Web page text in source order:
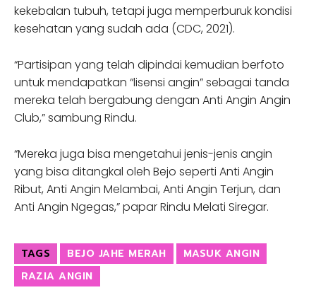
kekebalan tubuh, tetapi juga memperburuk kondisi
kesehatan yang sudah ada (CDC, 2021).
“Partisipan yang telah dipindai kemudian berfoto
untuk mendapatkan “lisensi angin” sebagai tanda
mereka telah bergabung dengan Anti Angin Angin
Club,” sambung Rindu.
“Mereka juga bisa mengetahui jenis-jenis angin
yang bisa ditangkal oleh Bejo seperti Anti Angin
Ribut, Anti Angin Melambai, Anti Angin Terjun, dan
Anti Angin Ngegas,” papar Rindu Melati Siregar.
TAGS BEJO JAHE MERAH
MASUK ANGIN
RAZIA ANGIN